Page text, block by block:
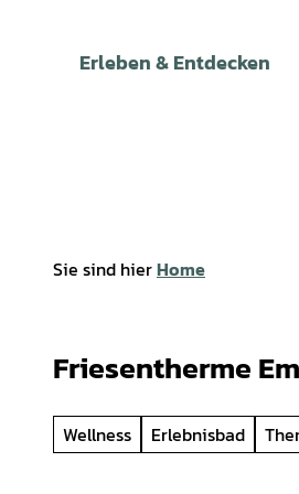
Erleben & Entdecken
Sie sind hierHome
Friesentherme
Wellness Erlebnisbad